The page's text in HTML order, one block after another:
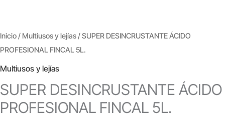
Inicio/ Multiusos y lejías/ SUPER DESINCRUSTANTE ÁCIDO
PROFESIONAL FINCAL 5L.
Multiusos y lejías
SUPER DESINCRUSTANTE ÁCIDO
PROFESIONAL FINCAL 5L.